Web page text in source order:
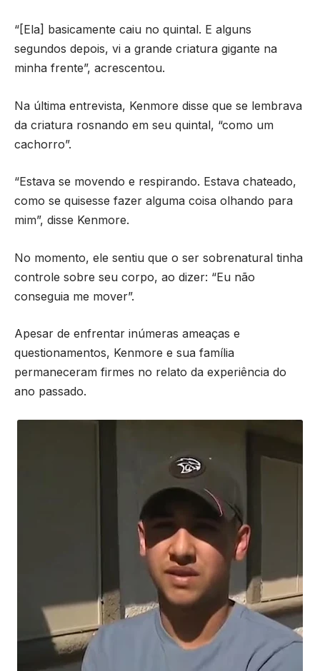
“[Ela] basicamente caiu no quintal. E alguns
segundos depois, vi a grande criatura gigante na
minha frente”, acrescentou.
Na última entrevista, Kenmore disse que se lembrava
da criatura rosnando em seu quintal, “como um
cachorro”.
“Estava se movendo e respirando. Estava chateado,
como se quisesse fazer alguma coisa olhando para
mim”, disse Kenmore.
No momento, ele sentiu que o ser sobrenatural tinha
controle sobre seu corpo, ao dizer: “Eu não
conseguia me mover”.
Apesar de enfrentar inúmeras ameaças e
questionamentos, Kenmore e sua família
permaneceram firmes no relato da experiência do
ano passado.